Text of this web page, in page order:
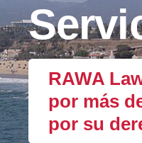
RAWA
por más
por su